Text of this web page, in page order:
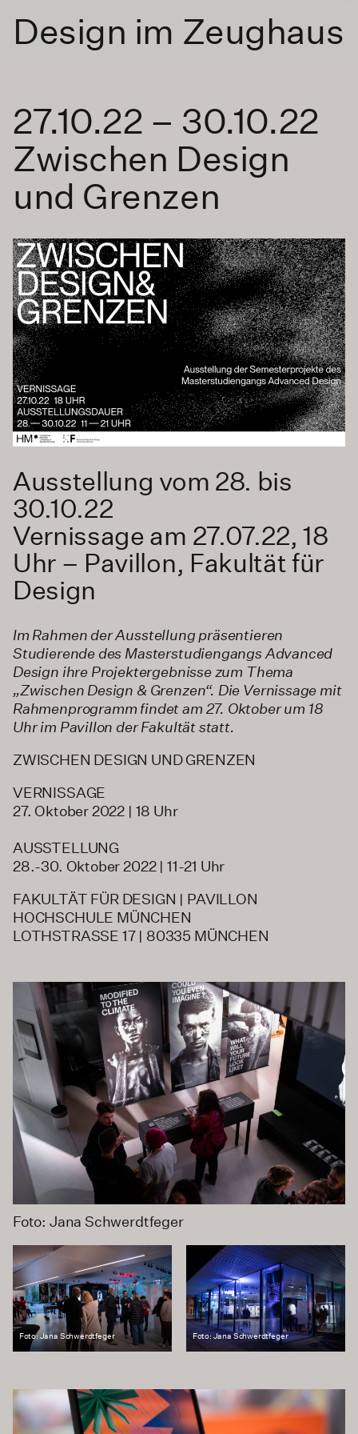
Design im Zeughaus
27.10.22 – 30.10.22
Zwischen Design
und Grenzen
Ausstellung vom 28. bis
30.10.22
Vernissage am 27.07.22, 18
Uhr – Pavillon, Fakultät für
Design
Im Rahmen der Ausstellung präsentieren
Studierende des Masterstudiengangs Advanced
Design ihre Projektergebnisse zum Thema
„Zwischen Design & Grenzen“. Die Vernissage mit
Rahmenprogramm findet am 27. Oktober um 18
Uhr im Pavillon der Fakultät statt.
ZWISCHEN DESIGN UND GRENZEN
VERNISSAGE
27. Oktober 2022 | 18 Uhr
AUSSTELLUNG
28.-30. Oktober 2022 | 11-21 Uhr
FAKULTÄT FÜR DESIGN | PAVILLON
HOCHSCHULE MÜNCHEN
LOTHSTRASSE 17 | 80335 MÜNCHEN
Foto: Jana Schwerdtfeger
Foto: Jana Schwerdtfeger Foto: Jana Schwerdtfeger